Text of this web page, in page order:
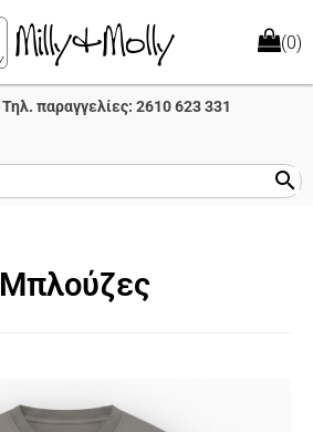
(0)
Τηλ. παραγγελίες: 2610 623 331
search
Μπλούζες